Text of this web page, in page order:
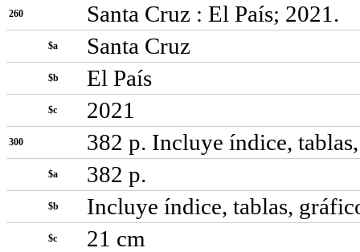
260 Santa Cruz : El País; 2021.
$a Santa Cruz
$b El País
$c 2021
300 382 p. Incluye índice,
$a 382 p.
$b Incluye índice, tablas,
$c 21 cm